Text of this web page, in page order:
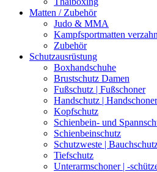
Matten / Zubehör
Judo & MMA
Kampfsportmatten
Zubehör
Schutzausrüstung
Boxhandschuhe
Brustschutz Damen
Fußschutz | Fußschoner
Handschutz | Handschoner
Kopfschutz
Schienbein- und
Schienbeinschutz
Schutzweste |
Tiefschutz
Unterarmschoner | -